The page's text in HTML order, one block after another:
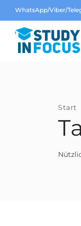
WhatsApp/Viber/
Start